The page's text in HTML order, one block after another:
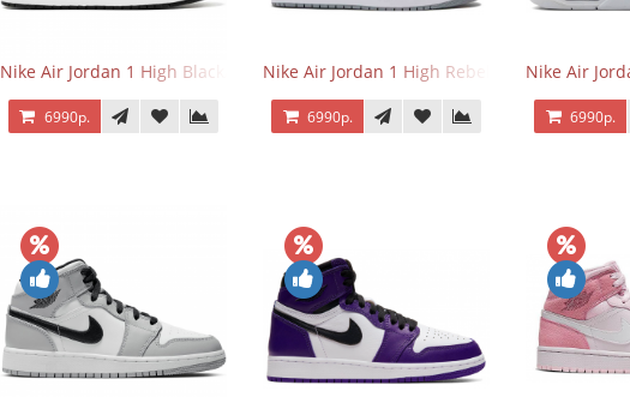
Nike Air Jordan 1 High Black/White
6990р.
Nike Air Jordan 1 High Rebellionaire
6990р.
Nike Air
6990р.